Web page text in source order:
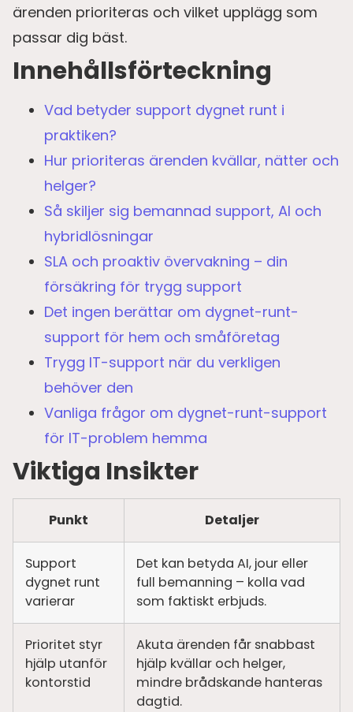
ärenden prioriteras och vilket upplägg som
passar dig bäst.
Innehållsförteckning
Vad betyder support dygnet runt i
praktiken?
Hur prioriteras ärenden kvällar, nätter och
helger?
Så skiljer sig bemannad support, AI och
hybridlösningar
SLA och proaktiv övervakning – din
försäkring för trygg support
Det ingen berättar om dygnet-runt-
support för hem och småföretag
Trygg IT-support när du verkligen
behöver den
Vanliga frågor om dygnet-runt-support
för IT-problem hemma
Viktiga Insikter
Punkt Detaljer
Support
dygnet runt
varierar
Det kan betyda AI, jour eller
full bemanning – kolla vad
som faktiskt erbjuds.
Prioritet styr
hjälp utanför
kontorstid
Akuta ärenden får snabbast
hjälp kvällar och helger,
mindre brådskande hanteras
dagtid.